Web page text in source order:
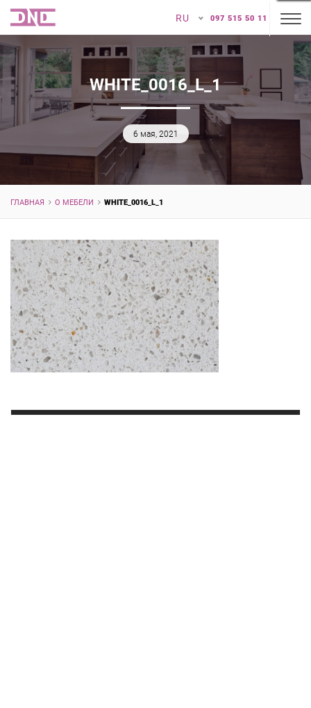
RU 097 515 50 11
WHITE_0016_L_1
6 мая, 2021
ГЛАВНАЯ О МЕБЕЛИ WHITE_0016_L_1